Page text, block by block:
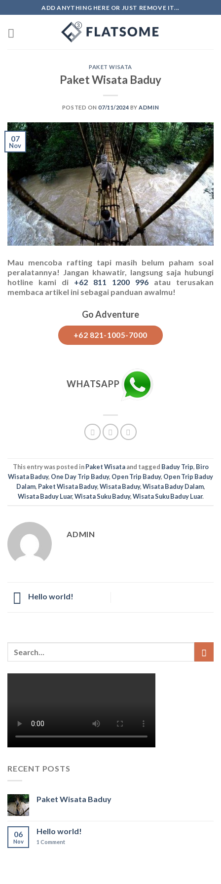
to
content
ADD ANYTHING HERE OR JUST REMOVE IT...
PAKET WISATA
Paket Wisata Baduy
POSTED ON07/11/2024 BY ADMIN
07
Nov
Mau mencoba rafting tapi masih belum paham soal
peralatannya! Jangan khawatir, langsung saja hubungi
hotline kami di +62 811 1200 996 atau terusakan
membaca artikel ini sebagai panduan awalmu!
Go Adventure
+62 821-1005-7000
WHATSAPP
This entry was posted inPaket Wisataand tagged Baduy Trip, Biro
Wisata Baduy, One Day Trip Baduy, Open Trip Baduy, Open Trip Baduy
Dalam, Paket Wisata Baduy,Wisata Baduy,Wisata Baduy Dalam,
Wisata Baduy Luar,Wisata Suku Baduy,Wisata Suku Baduy Luar.
ADMIN
Hello world!
RECENT POSTS
Paket Wisata Baduy
06
Nov
Hello world!
1 Comment